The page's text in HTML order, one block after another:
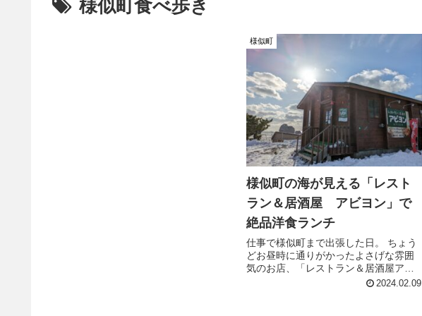
様似町食べ歩き
様似町
様似町の海が見える「レスト
ラン＆居酒屋 アビヨン」で
絶品洋食ランチ
仕事で様似町まで出張した日。 ちょう
どお昼時に通りがかったよさげな雰囲
気のお店、「レストラン＆居酒屋アビ
ヨン」さん。 海岸線沿いで海の見える
2024.02.09